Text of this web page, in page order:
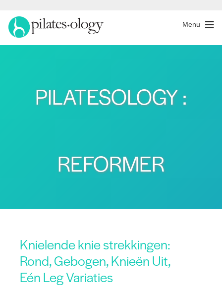
Menu
PILATESOLOGY :
REFORMER
Knielende knie strekkingen:
Rond, Gebogen, Knieën Uit,
Eén Leg Variaties